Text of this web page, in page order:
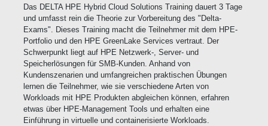
Das DELTA HPE Hybrid Cloud Solutions Training dauert 3 Tage
und umfasst rein die Theorie zur Vorbereitung des "Delta-
Exams". Dieses Training macht die Teilnehmer mit dem H PE-
Portfolio und den HPE GreenLake Services vertraut. Der
Schwerpunkt liegt auf HPE Netzwerk-, Server- und
Speicherlösungen für SMB-Kunden. Anhand von
Kundenszenarien und umfangreichen praktischen Übungen
lernen die Teilnehmer, wie sie verschiedene Arten von
Workloads mit HPE Produkten abgleichen können, erfahren
etwas über HPE-Management Tools und erhalten eine
Einführung in virtuelle und containerisierte Workloads.